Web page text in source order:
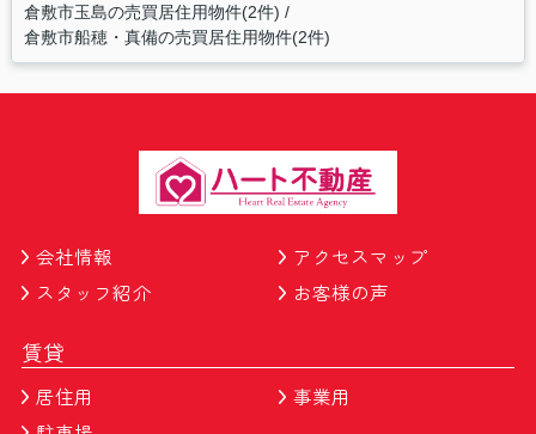
倉敷市玉島の売買居住用物件(2件)
倉敷市船穂・真備の売買居住用物件(2件)
会社情報
アクセスマップ
スタッフ紹介
お客様の声
賃貸
居住用
事業用